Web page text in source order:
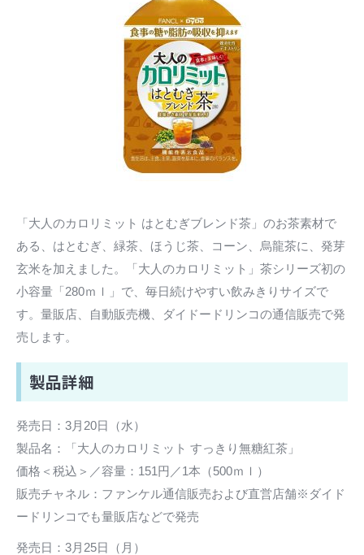
「大人のカロリミット はとむぎブレンド茶」のお茶素材で
ある、はとむぎ、緑茶、ほうじ茶、コーン、烏龍茶に、発芽
玄米を加えました。「大人のカロリミット」茶シリーズ初の
小容量「280ｍｌ」で、毎日続けやすい飲みきりサイズで
す。量販店、自動販売機、ダイドードリンコの通信販売で発
売します。
製品詳細
発売日：3月20日（水）
製品名：「大人のカロリミット すっきり無糖紅茶」
価格＜税込＞／容量：151円／1本（500ｍｌ）
販売チャネル：ファンケル通信販売および直営店舗※ダイド
ードリンコでも量販店などで発売
発売日：3月25日（月）